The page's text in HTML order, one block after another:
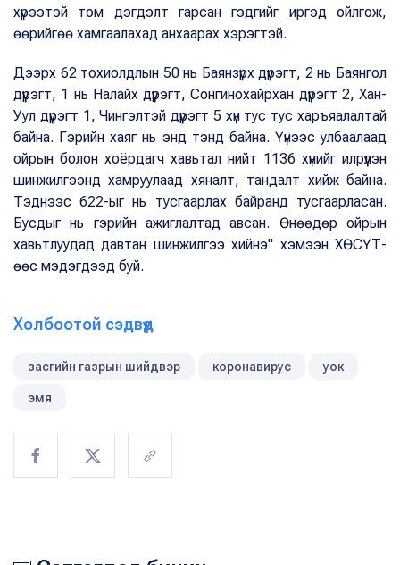
хүрээтэй том дэгдэлт гарсан гэдгийг иргэд ойлгож,
өөрийгөө хамгаалахад анхаарах хэрэгтэй.
Дээрх 62 тохиолдлын 50 нь Баянзүрх дүүрэгт, 2 нь Баянгол
дүүрэгт, 1 нь Налайх дүүрэгт, Сонгинохайрхан дүүрэгт 2, Хан-
Уул дүүрэгт 1, Чингэлтэй дүүрэгт 5 хүн тус тус харъяалалтай
байна. Гэрийн хаяг нь энд тэнд байна. Үүнээс улбаалаад
ойрын болон хоёрдагч хавьтал нийт 1136 хүнийг илрүүлэн
шинжилгээнд хамруулаад хяналт, тандалт хийж байна.
Тэднээс 622-ыг нь тусгаарлах байранд тусгаарласан.
Бусдыг нь гэрийн ажиглалтад авсан. Өнөөдөр ойрын
хавьтлуудад давтан шинжилгээ хийнэ" хэмээн ХӨСҮТ-
өөс мэдэгдээд буй.
Холбоотой сэдвүүд
засгийн газрын шийдвэр коронавирус уок
эмя